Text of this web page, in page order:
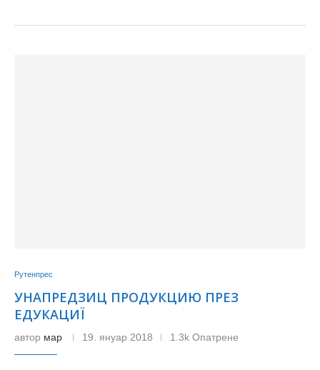
Рутенпрес
УНАПРЕДЗИЦ ПРОДУКЦИЮ ПРЕЗ
ЕДУКАЦИЇ
автор мар 19. януар 2018 1.3k Опатрене